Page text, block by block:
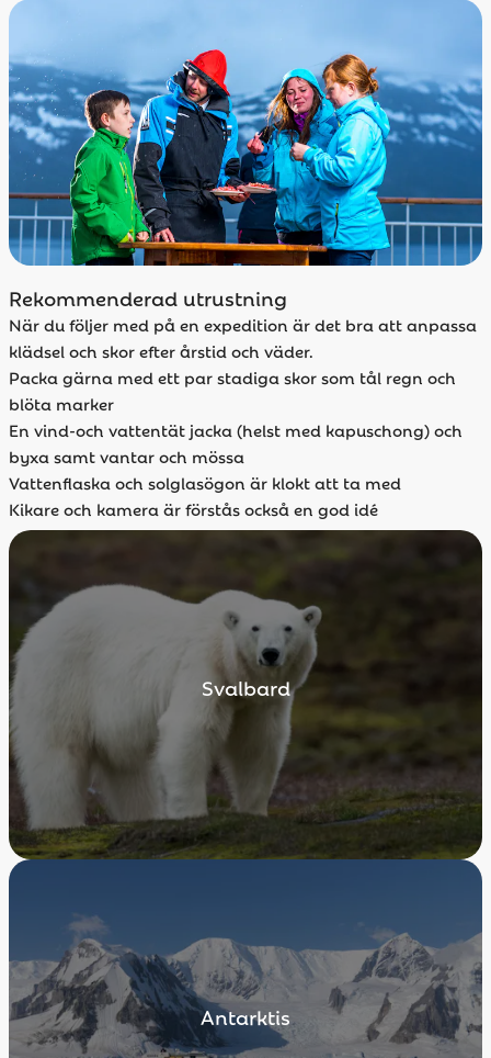
Rekommenderad utrustning
När du följer med på en expedition är det bra att anpassa
klädsel och skor efter årstid och väder.
Packa gärna med ett par stadiga skor som tål regn och
blöta marker
En vind-och vattentät jacka (helst med kapuschong) och
byxa samt vantar och mössa
Vattenflaska och solglasögon är klokt att ta med
Kikare och kamera är förstås också en god idé
Svalbard
Antarktis